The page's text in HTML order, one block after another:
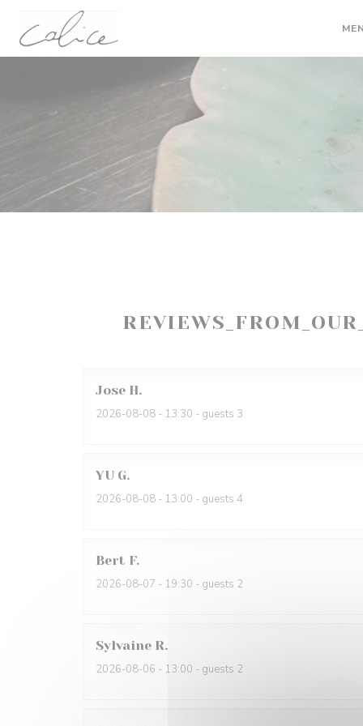
Painel de Gerenciamento de Cookies
Jose H
2026-08-08 - 13:30 - guests 3
YU G
2026-08-08 - 13:00 - guests 4
Bert F
2026-08-07 - 19:30 - guests 2
Sylvaine R
2026-08-06 - 13:00 - guests 2